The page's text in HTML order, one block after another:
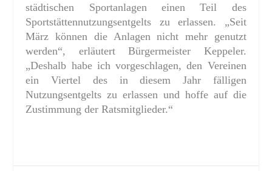
städtischen Sportanlagen einen Teil des
Sportstättennutzungsentgelts zu erlassen. „Seit
März können die Anlagen nicht mehr genutzt
werden“, erläutert Bürgermeister Keppeler.
„Deshalb habe ich vorgeschlagen, den Vereinen
ein Viertel des in diesem Jahr fälligen
Nutzungsentgelts zu erlassen und hoffe auf die
Zustimmung der Ratsmitglieder.“